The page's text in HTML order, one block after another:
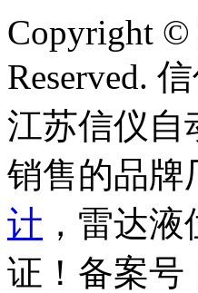
Copyright ©
Reserved.
江苏信仪自
销售的品牌
计 ，雷达
证！备案号